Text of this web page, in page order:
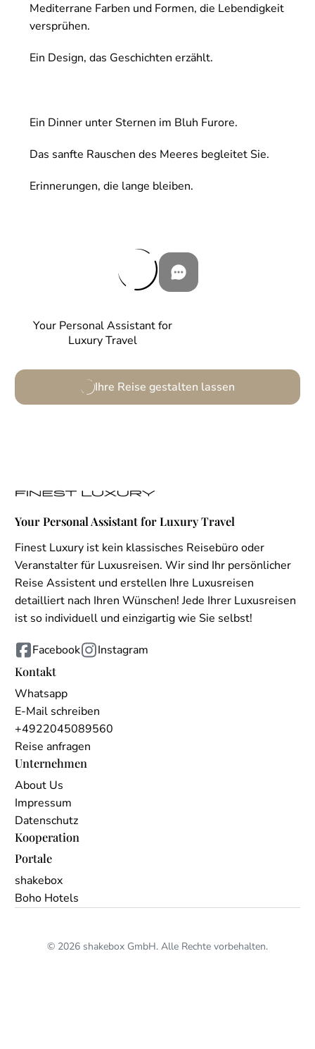
Your Personal Assistant for
Luxury Travel
Ihre Reise gestalten lassen
Mediterrane Farben und Formen, die Lebendigkeit
versprühen.
Ein Design, das Geschichten erzählt.
Ein Dinner unter Sternen im Bluh Furore.
Das sanfte Rauschen des Meeres begleitet Sie.
Erinnerungen, die lange bleiben.
Your Personal Assistant for Luxury Travel
Finest Luxury ist kein klassisches Reisebüro oder
Veranstalter für Luxusreisen. Wir sind Ihr persönlicher
Reise Assistent und erstellen Ihre Luxusreisen
detailliert nach Ihren Wünschen! Jede Ihrer Luxusreisen
ist so individuell und einzigartig wie Sie selbst!
Facebook
Instagram
Kontakt
Whatsapp
E-Mail schreiben
+4922045089560
Reise anfragen
Unternehmen
About Us
Impressum
Datenschutz
Kooperation
Portale
shakebox
Boho Hotels
© 2026 shakebox GmbH. Alle Rechte vorbehalten.